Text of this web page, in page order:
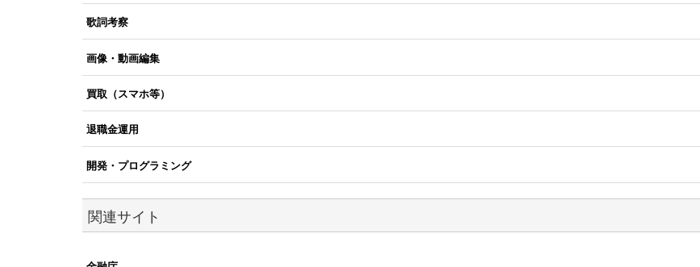
歌詞考察
画像・動画編集
買取（スマホ等）
退職金運用
開発・プログラミング
関連サイト